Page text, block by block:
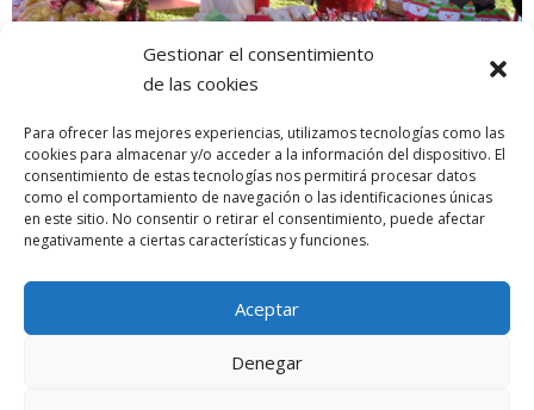
Gestionar el consentimiento
de las cookies
Para ofrecer las mejores experiencias, utilizamos tecnologías como las
cookies para almacenar y/o acceder a la información del dispositivo. El
consentimiento de estas tecnologías nos permitirá procesar datos
como el comportamiento de navegación o las identificaciones únicas
en este sitio. No consentir o retirar el consentimiento, puede afectar
negativamente a ciertas características y funciones.
Aceptar
Denegar
La Asociación Gaditana de Espina Bífida e Hidrocefalia (AGEBH) os
hagan realidad!!!
SUBASTA DE ARTE BENÉFICA AGEBH ONLINE